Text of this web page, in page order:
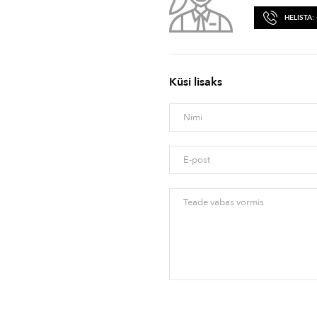
Küsi lisaks